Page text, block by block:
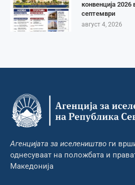
конвенција 2026
септември
август 4, 2026
Агенцијата за иселеништво ги
однесуваат на положбата и
Македонија